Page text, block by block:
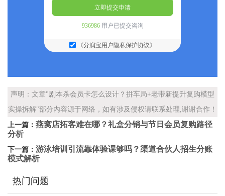
立即提交申请
936986用户已提交咨询
《分润宝用户隐私保护协议》
声明：文章"剧本杀会员卡怎么设计？拼车局+老带新提升复购模型
实操拆解"部分内容源于网络，如有涉及侵权请联系处理,谢谢合作！
上一篇： 燕窝店拓客难在哪？礼盒分销与节日会员复购路径
分析
下一篇： 游泳培训引流靠体验课够吗？渠道合伙人招生分账
模式解析
热门问题